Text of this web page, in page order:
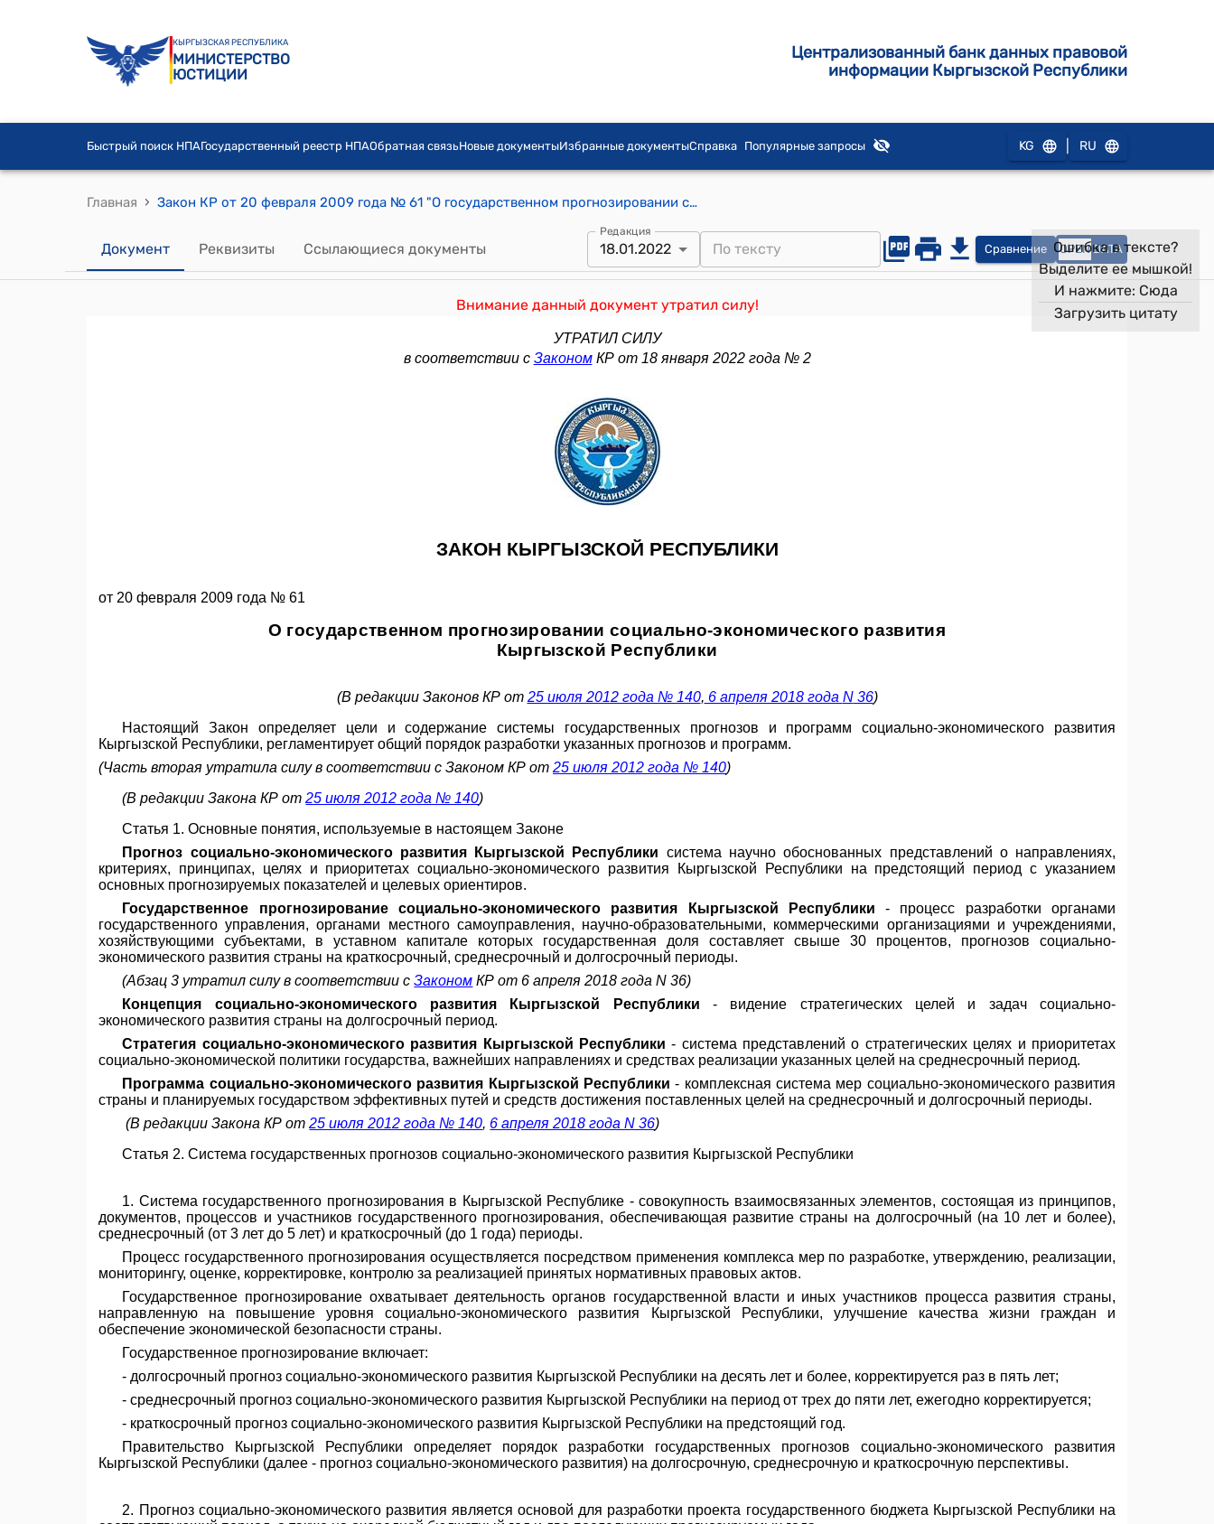
КЫРГЫЗСКАЯ РЕСПУБЛИКА
МИНИСТЕРСТВО
ЮСТИЦИИ
Централизованный банк данных правовой
информации Кыргызской Республики
Быстрый поиск НПАГосударственный реестр НПАОбратная связьНовые документыИзбранные документыСправка Популярные запросы KG RU
Главная › Закон КР от 20 февраля 2009 года № 61 "О государственном прогнозировании социально-экономического развития Кыргызской Республики"
Документ Реквизиты Ссылающиеся документы
Редакция
18.01.2022 Сравнение OPEN DATA
Внимание данный документ утратил силу!
Ошибка в тексте?
Выделите ее мышкой!
И нажмите: Сюда
Загрузить цитату